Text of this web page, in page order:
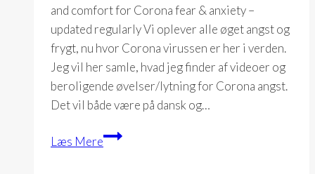
and comfort for Corona fear & anxiety –
updated regularly Vi oplever alle øget angst og
frygt, nu hvor Corona virussen er her i verden.
Jeg vil her samle, hvad jeg finder af videoer og
beroligende øvelser/lytning for Corona angst.
Det vil både være på dansk og…
Læs MereHjælp